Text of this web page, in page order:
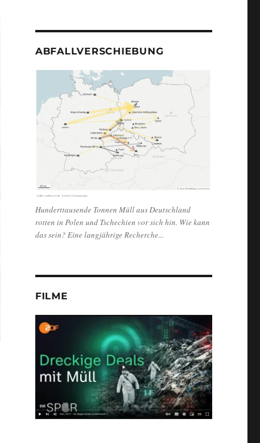
ABFALLVERSCHIEBUNG
Hunderttausende Tonnen Müll aus Deutschland
rotten in Polen und Tschechien vor sich hin. Wie kann
das sein? Eine langjährige Recherche...
FILME